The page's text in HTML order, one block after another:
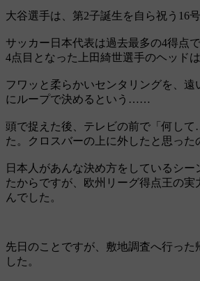
大谷選手は、第2子誕生を自ら祝う16
サッカー日本代表は過去最多の4得点で
4点目となった上田綺世選手のヘッド
フワッと柔らかいセンタリングを、遠
にループで決めるという……
頭で捉えた後、テレビの前で「何し
た。クロスバーの上に外したと思った
日本人があんな決め方をしているシー
たからですが、欧州リーグ得点王の実
んでした。
先日のことですが、敷地調査へ行った
した。